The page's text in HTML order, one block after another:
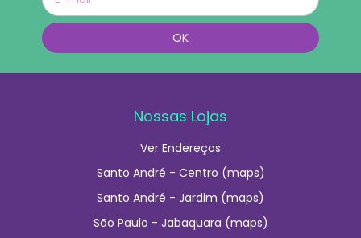
Nossas Lojas
Ver Endereços
Santo André - Centro (maps)
Santo André - Jardim (maps)
São Paulo - Jabaquara (maps)